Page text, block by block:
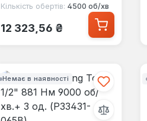
Кількість обертів: 4500 об/хв
Звичайна ціна:
12 323,56 ₴
Немає в наявності